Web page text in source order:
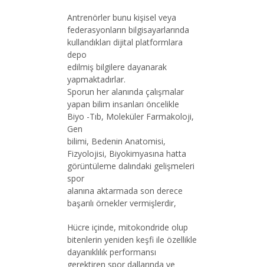
Antrenörler bunu kişisel veya
federasyonların bilgisayarlarında
kullandıkları dijital platformlara
depo
edilmiş bilgilere dayanarak
yapmaktadırlar.
Sporun her alanında çalışmalar
yapan bilim insanları öncelikle
Biyo -Tıb, Moleküler Farmakoloji,
Gen
bilimi, Bedenin Anatomisi,
Fizyolojisi, Biyokimyasına hatta
görüntüleme dalındaki gelişmeleri
spor
alanına aktarmada son derece
başarılı örnekler vermişlerdir,
Hücre içinde, mitokondride olup
bitenlerin yeniden keşfi ile özellikle
dayanıklılık performansı
gerektiren spor dallarında ve